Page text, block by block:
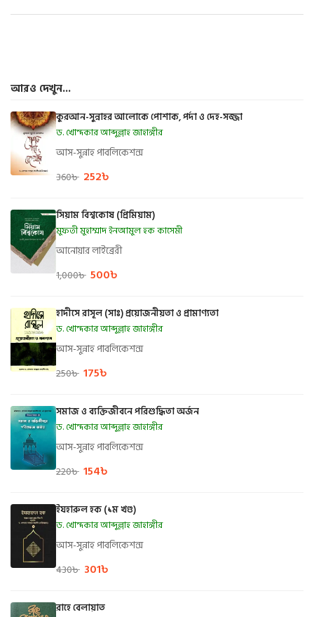
আরও দেখুন...
কুরআন-সুন্নাহর আলোকে পোশাক, পর্দা ও দেহ-সজ্জা
ড. খোন্দকার আব্দুল্লাহ জাহাঙ্গীর
আস-সুন্নাহ পাবলিকেশন্স
360৳ 252৳
সিয়াম বিশ্বকোষ (প্রিমিয়াম)
মুফতী মুহাম্মাদ ইনআমুল হক কাসেমী
আনোয়ার লাইব্রেরী
1,000৳ 500৳
হাদীসে রাসূল (সাঃ) প্রয়োজনীয়তা ও প্রামাণ্যতা
ড. খোন্দকার আব্দুল্লাহ জাহাঙ্গীর
আস-সুন্নাহ পাবলিকেশন্স
250৳ 175৳
সমাজ ও ব্যক্তিজীবনে পরিশুদ্ধিতা অর্জন
ড. খোন্দকার আব্দুল্লাহ জাহাঙ্গীর
আস-সুন্নাহ পাবলিকেশন্স
220৳ 154৳
ইযহারুল হক (১ম খণ্ড)
ড. খোন্দকার আব্দুল্লাহ জাহাঙ্গীর
আস-সুন্নাহ পাবলিকেশন্স
430৳ 301৳
রাহে বেলায়াত